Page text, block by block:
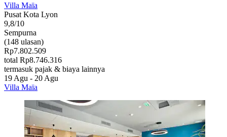
Villa Maïa
Pusat Kota Lyon
9,8/10
Sempurna
(148 ulasan)
Rp7.802.509
total Rp8.746.316
termasuk pajak & biaya lainnya
19 Agu - 20 Agu
Villa Maïa